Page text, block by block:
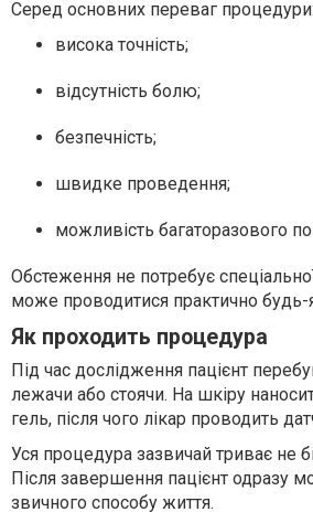
Серед основних переваг процедури:
висока точність;
відсутність болю;
безпечність;
швидке проведення;
можливість багаторазового
Обстеження не потребує
може проводитися практично будь-
Як проходить процедура
Під час дослідження пацієнт
лежачи або стоячи. На шкіру
гель, після чого лікар проводить
Уся процедура зазвичай триває не
Після завершення пацієнт одразу
звичного способу життя.